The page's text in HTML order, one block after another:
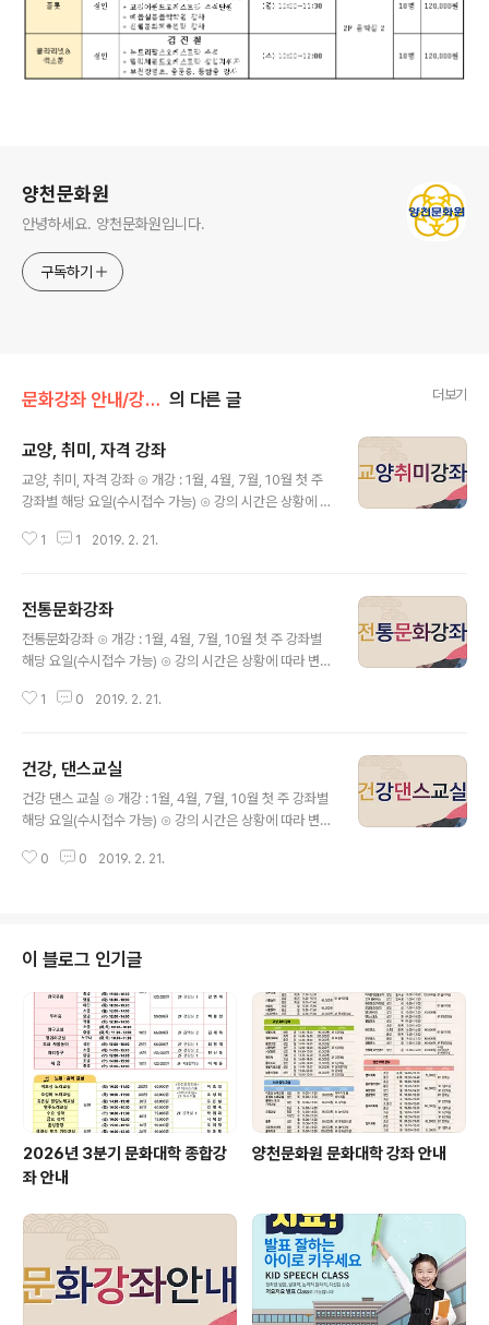
양천문화원
안녕하세요. 양천문화원입니다.
구독하기
문화강좌 안내/강좌 정보 안내 의 다른 글 더보기
교양, 취미, 자격 강좌
교양, 취미, 자격 강좌 ⊙ 개강 : 1월, 4월, 7월, 10월 첫 주
강좌별 해당 요일(수시접수 가능) ⊙ 강의 시간은 상황에 따
화원 tel. 02)2651-5300 ⊙ 수강료 : 3개월 단위/재료비
1 1 2019. 2. 21.
전통문화강좌
전통문화강좌 ⊙ 개강 : 1월, 4월, 7월, 10월 첫 주 강좌별
해당 요일(수시접수 가능) ⊙ 강의 시간은 상황에 따라 변경
l. 02)2651-5300 ⊙ 수강료 : 3개월 단위/재료비 별도
1 0 2019. 2. 21.
건강, 댄스교실
건강 댄스 교실 ⊙ 개강 : 1월, 4월, 7월, 10월 첫 주 강좌별
해당 요일(수시접수 가능) ⊙ 강의 시간은 상황에 따라 변경
l. 02)2651-5300 ⊙ 수강료 : 3개월 단위/재료비 별도
0 0 2019. 2. 21.
이 블로그 인기글
2026년 3분기 문화대학 종합강
좌 안내
양천문화원 문화대학 강좌 안내